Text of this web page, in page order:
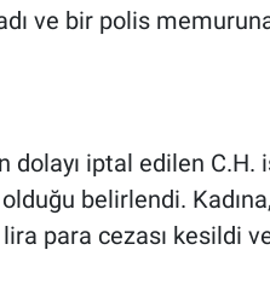
ve bir polis
dolayı iptal edilen C.H.
belirlendi.
para cezası kesildi